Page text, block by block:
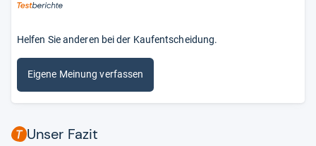
Helfen Sie anderen bei der Kaufentscheidung.
Eigene Meinung verfassen
Unser Fazit